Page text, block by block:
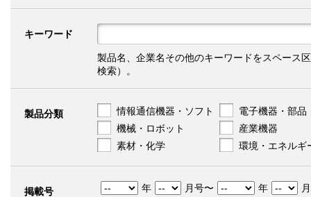
キーワード
製品名、企業名その他のキーワードをスペース
検索）。
製品分類 情報通信機器・ソフト
電子機器・部品
機械・ロボット
産業機器
素材・化学
環境・エネルギ
掲載号 年 月号〜 年